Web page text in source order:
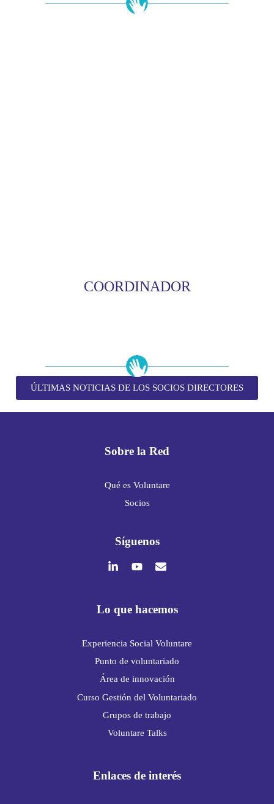
COORDINADOR
ÚLTIMAS NOTICIAS DE LOS SOCIOS DIRECTORES
Sobre la Red
Qué es Voluntare
Socios
Síguenos
Lo que hacemos
Experiencia Social Voluntare
Punto de voluntariado
Área de innovación
Curso Gestión del Voluntariado
Grupos de trabajo
Voluntare Talks
Enlaces de interés